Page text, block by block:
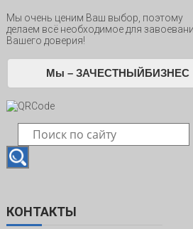
Мы очень ценим Ваш выбор, поэтому
делаем всё необходимое для
Вашего доверия!
Мы – ЗАЧЕСТНЫЙБИЗНЕС
КОНТАКТЫ